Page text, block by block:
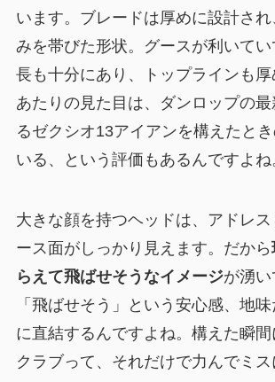
います。ブレードは厚めに設計さ
みを帯びた形状。グースが利いて
長も十分にあり、トップラインも
あたりの見た目は、ダンロップの
るゼクシオ13アイアンを構えたと
いる、という評価もあるんですよね
大きな顔を持つヘッドは、アドレ
ース面がしっかり見えます。だから
らえて飛ばせそうなイメージが湧
「飛ばせそう」という安心感、地
に直結するんですよね。構えた瞬
クラブって、それだけで力んでミ